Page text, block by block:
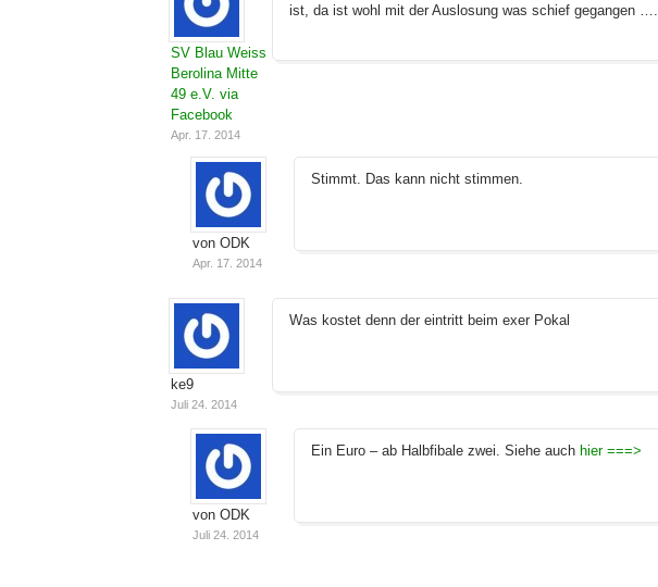
SV Blau Weiss
Berolina Mitte
49 e.V. via
Facebook
Apr. 17. 2014
ist, da ist wohl mit der Auslosung was schief gegangen ….
von ODK
Apr. 17. 2014
Stimmt. Das kann nicht stimmen.
ke9
Juli 24. 2014
Was kostet denn der eintritt beim exer Pokal
von ODK
Juli 24. 2014
Ein Euro – ab Halbfibale zwei. Siehe auch hier ===>